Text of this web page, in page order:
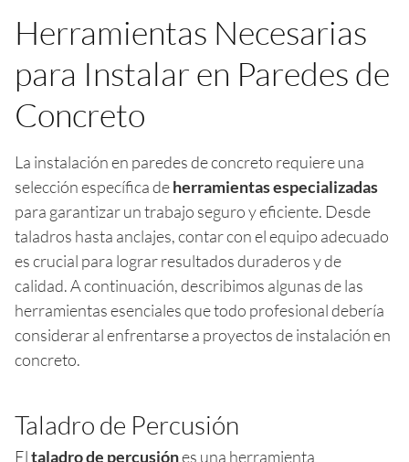
Herramientas Necesarias
para Instalar en Paredes de
Concreto
La instalación en paredes de concreto requiere una
selección específica deherramientas especializadas
para garantizar un trabajo seguro y eficiente. Desde
taladros hasta anclajes, contar con el equipo adecuado
es crucial para lograr resultados duraderos y de
calidad. A continuación, describimos algunas de las
herramientas esenciales que todo profesional debería
considerar al enfrentarse a proyectos de instalación en
concreto.
Taladro de Percusión
Eltaladro de percusiónes una herramienta